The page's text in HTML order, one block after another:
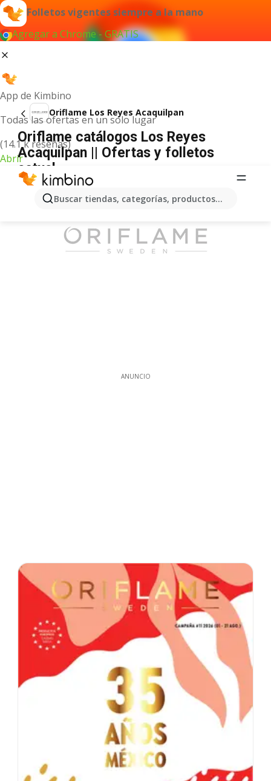
Folletos vigentes siempre a la mano
Agregar a Chrome - GRATIS
App de Kimbino
Todas las ofertas en un solo lugar
(14.1 k reseñas)
Abrir
Buscar tiendas, categorías, productos...
Oriflame Los Reyes Acaquilpan
Oriflame catálogos Los Reyes
Acaquilpan || Ofertas y folletos
actual
ANUNCIO